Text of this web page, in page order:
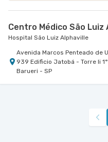
Centro Médico São Luiz
Hospital São Luiz Alphaville
Avenida Marcos Penteado de
939 Edificio Jatobá - Torre Ii
Barueri - SP